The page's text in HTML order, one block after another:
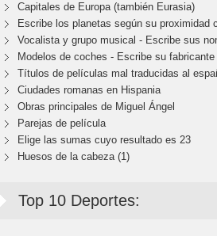
Capitales de Europa (también Eurasia)
Escribe los planetas según su proximidad
Vocalista y grupo musical - Escribe sus
Modelos de coches - Escribe su fabricante
Títulos de películas mal traducidas al
Ciudades romanas en Hispania
Obras principales de Miguel Ángel
Parejas de película
Elige las sumas cuyo resultado es 23
Huesos de la cabeza (1)
Top 10 Deportes: